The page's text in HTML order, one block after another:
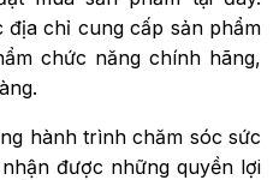
địa chỉ cung cấp sản phẩm
chức năng chính hãng,
hành trình chăm sóc sức
được những quyền lợi